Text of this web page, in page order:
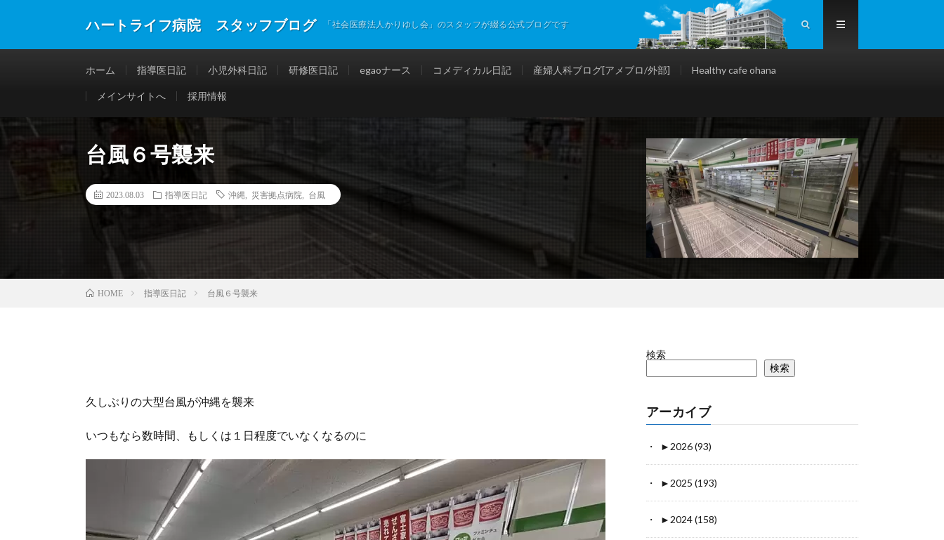
ハートライフ病院 スタッフブログ 「社会医療法人かりゆし会」のスタッフが綴る公式ブログです
ホーム 指導医日記 小児外科日記 研修医日記 egaoナース コメディカル日記 産婦人科ブログ[アメブロ/外部] Healthy cafe ohana
メインサイトへ 採用情報
台風６号襲来
2023.08.03 指導医日記 沖縄 災害拠点病院 台風
HOME 指導医日記 台風６号襲来
久しぶりの大型台風が沖縄を襲来
いつもなら数時間、もしくは１日程度でいなくなるのに
検索
検索
アーカイブ
► 2026 (93)
► 2025 (193)
► 2024 (158)